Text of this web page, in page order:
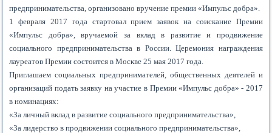
предпринимательства, организовано вручение премии «Импульс добра».
1 февраля 2017 года стартовал прием заявок на соискание Премии
«Импульс добра», вручаемой за вклад в развитие и продвижение
социального предпринимательства в России. Церемония награждения
лауреатов Премии состоится в Москве 25 мая 2017 года.
Приглашаем социальных предпринимателей, общественных деятелей и
организаций подать заявку на участие в Премии «Импульс добра» - 2017
в номинациях:
«За личный вклад в развитие социального предпринимательства»,
«За лидерство в продвижении социального предпринимательства»,